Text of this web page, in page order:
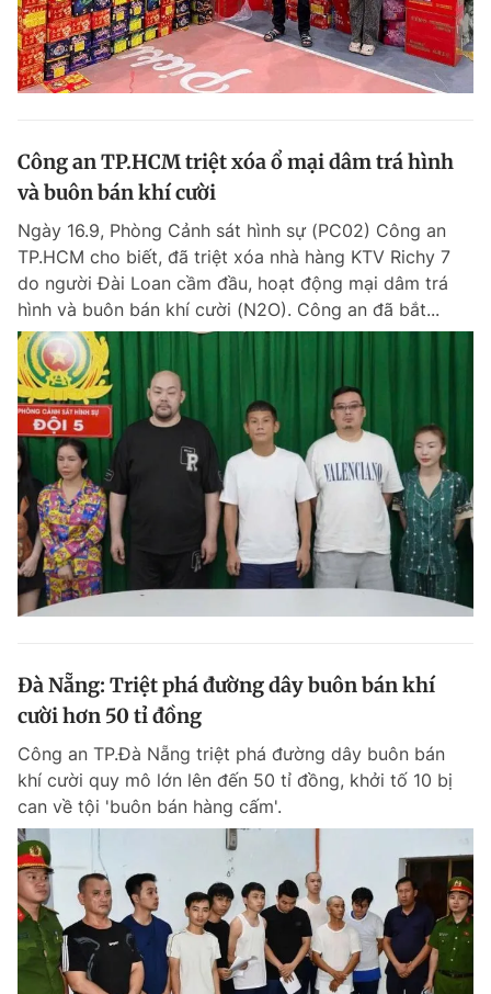
Công an TP.HCM triệt xóa ổ mại dâm trá hình
và buôn bán khí cười
Ngày 16.9, Phòng Cảnh sát hình sự (PC02) Công an
TP.HCM cho biết, đã triệt xóa nhà hàng KTV Richy 7
do người Đài Loan cầm đầu, hoạt động mại dâm trá
hình và buôn bán khí cười (N2O). Công an đã bắt...
Đà Nẵng: Triệt phá đường dây buôn bán khí
cười hơn 50 tỉ đồng
Công an TP.Đà Nẵng triệt phá đường dây buôn bán
khí cười quy mô lớn lên đến 50 tỉ đồng, khởi tố 10 bị
can về tội 'buôn bán hàng cấm'.